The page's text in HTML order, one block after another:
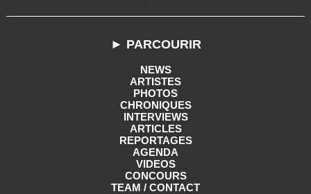
► PARCOURIR
NEWS
ARTISTES
PHOTOS
CHRONIQUES
INTERVIEWS
ARTICLES
REPORTAGES
AGENDA
VIDEOS
CONCOURS
TEAM / CONTACT